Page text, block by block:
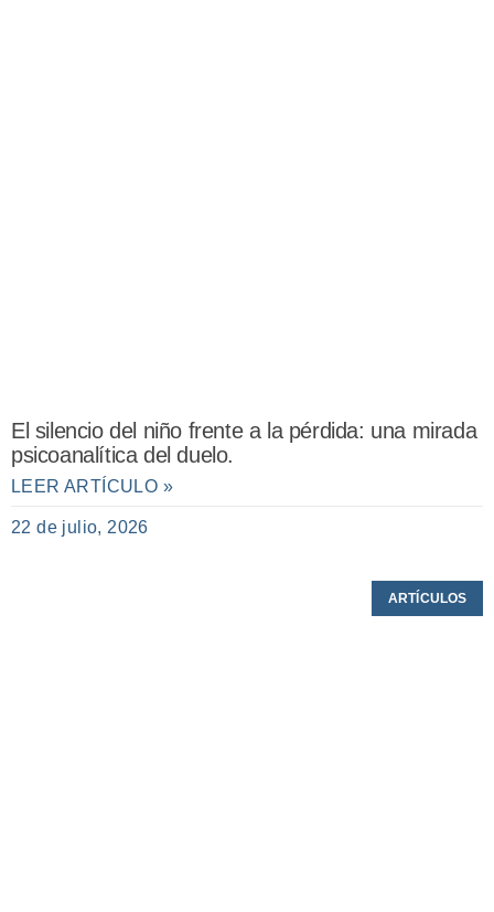
El silencio del niño frente a la pérdida: una mirada
psicoanalítica del duelo.
LEER ARTÍCULO »
22 de julio, 2026
ARTÍCULOS